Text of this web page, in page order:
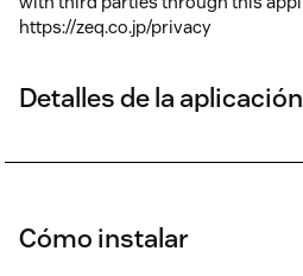
https://zeq.co.jp/privacy
Detalles de la aplicación
Cómo instalar